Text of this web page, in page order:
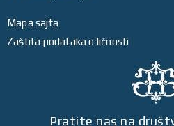
Mapa sajta
Zaštita podataka o ličnosti
Pratite nas na